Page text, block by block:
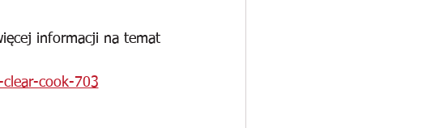
informacji na temat
cook-703